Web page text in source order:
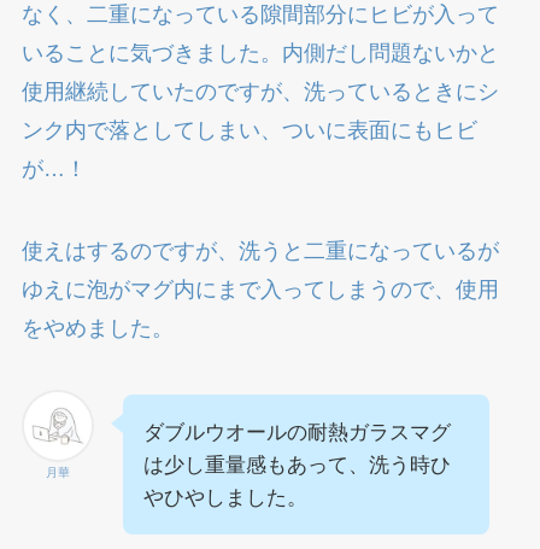
なく、二重になっている隙間部分にヒビが入って
いることに気づきました。内側だし問題ないかと
使用継続していたのですが、洗っているときにシ
ンク内で落としてしまい、ついに表面にもヒビ
が…！
使えはするのですが、洗うと二重になっているが
ゆえに泡がマグ内にまで入ってしまうので、使用
をやめました。
月華
ダブルウオールの耐熱ガラスマグ
は少し重量感もあって、洗う時ひ
やひやしました。